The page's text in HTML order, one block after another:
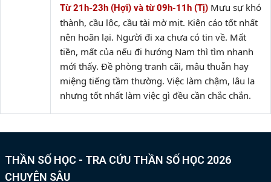
Từ 21h-23h (Hợi) và từ 09h-11h (Tị) Mưu sự khó
thành, cầu lộc, cầu tài mờ mịt. Kiện cáo tốt nhất
nên hoãn lại. Người đi xa chưa có tin về. Mất
tiền, mất của nếu đi hướng Nam thì tìm nhanh
mới thấy. Đề phòng tranh cãi, mâu thuẫn hay
miệng tiếng tầm thường. Việc làm chậm, lâu la
nhưng tốt nhất làm việc gì đều cần chắc chắn.
THẦN SỐ HỌC - TRA CỨU THẦN SỐ HỌC 2026
CHUYÊN SÂU